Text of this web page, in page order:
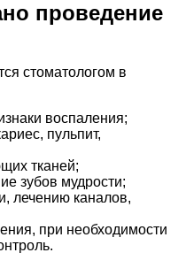
проведение
стоматологом в
воспаления;
пульпит,
тканей;
зубов мудрости;
лечению каналов,
при необходимости